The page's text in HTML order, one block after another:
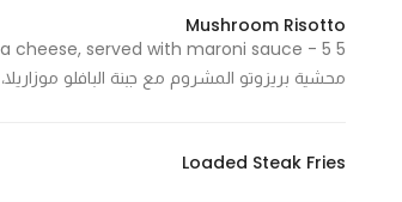
Mushroom Risotto
محشية بريزوتو المشروم مع جبنة البافلو
Loaded Steak Fries
cookies
are not
optional.